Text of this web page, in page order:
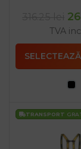
TVA
TRANSPORT